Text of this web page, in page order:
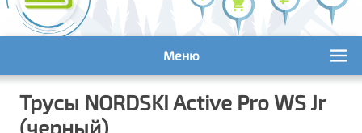
Меню
Трусы NORDSKI Active Pro WS Jr
(черный)